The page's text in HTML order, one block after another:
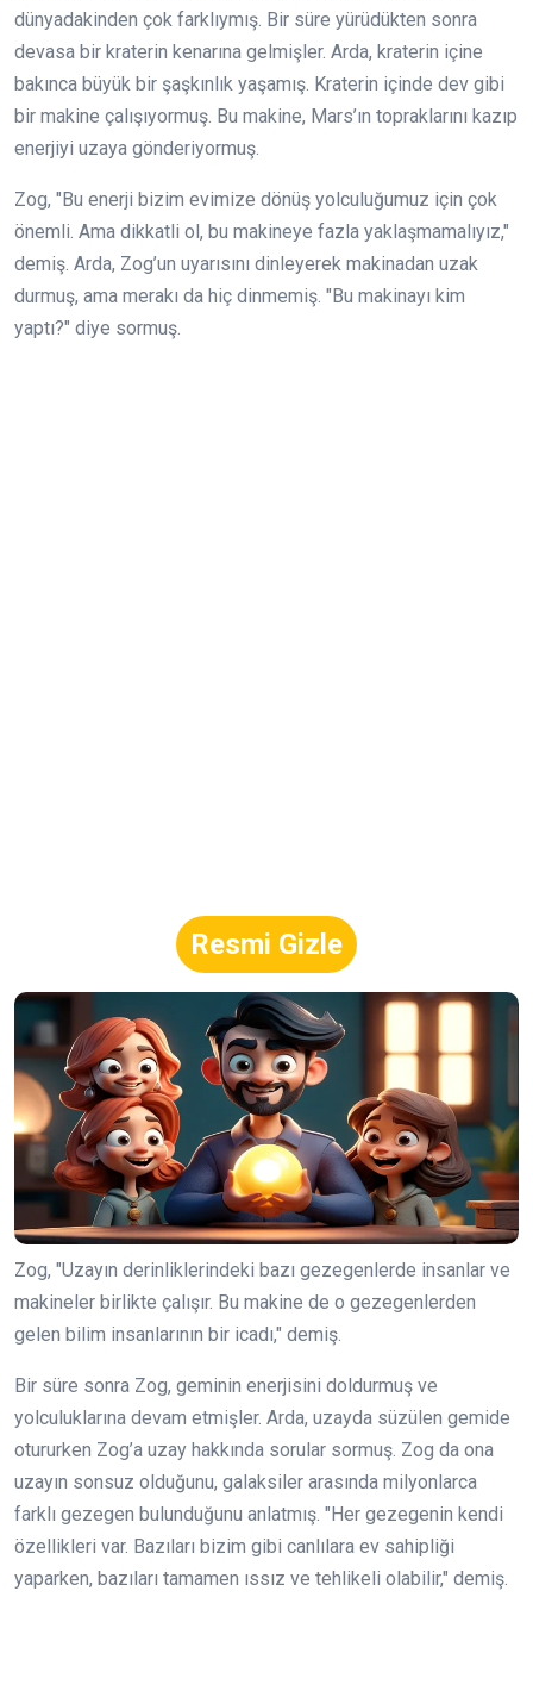
dünyadakinden çok farklıymış. Bir süre yürüdükten sonra
devasa bir kraterin kenarına gelmişler. Arda, kraterin içine
bakınca büyük bir şaşkınlık yaşamış. Kraterin içinde dev gibi
bir makine çalışıyormuş. Bu makine, Mars’ın topraklarını kazıp
enerjiyi uzaya gönderiyormuş.
Zog, "Bu enerji bizim evimize dönüş yolculuğumuz için çok
önemli. Ama dikkatli ol, bu makineye fazla yaklaşmamalıyız,"
demiş. Arda, Zog’un uyarısını dinleyerek makinadan uzak
durmuş, ama merakı da hiç dinmemiş. "Bu makinayı kim
yaptı?" diye sormuş.
Resmi Gizle
Zog, "Uzayın derinliklerindeki bazı gezegenlerde insanlar ve
makineler birlikte çalışır. Bu makine de o gezegenlerden
gelen bilim insanlarının bir icadı," demiş.
Bir süre sonra Zog, geminin enerjisini doldurmuş ve
yolculuklarına devam etmişler. Arda, uzayda süzülen gemide
otururken Zog’a uzay hakkında sorular sormuş. Zog da ona
uzayın sonsuz olduğunu, galaksiler arasında milyonlarca
farklı gezegen bulunduğunu anlatmış. "Her gezegenin kendi
özellikleri var. Bazıları bizim gibi canlılara ev sahipliği
yaparken, bazıları tamamen ıssız ve tehlikeli olabilir," demiş.